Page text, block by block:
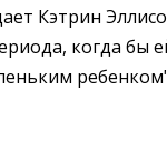
Кэтрин
когда бы